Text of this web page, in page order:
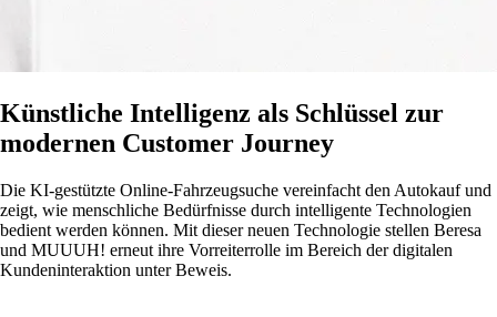
Künstliche Intelligenz als Schlüssel zur
modernen Customer Journey
Die KI-gestützte Online-Fahrzeugsuche vereinfacht den Autokauf und
zeigt, wie menschliche Bedürfnisse durch intelligente Technologien
bedient werden können. Mit dieser neuen Technologie stellen Beresa
und MUUUH! erneut ihre Vorreiterrolle im Bereich der digitalen
Kundeninteraktion unter Beweis.